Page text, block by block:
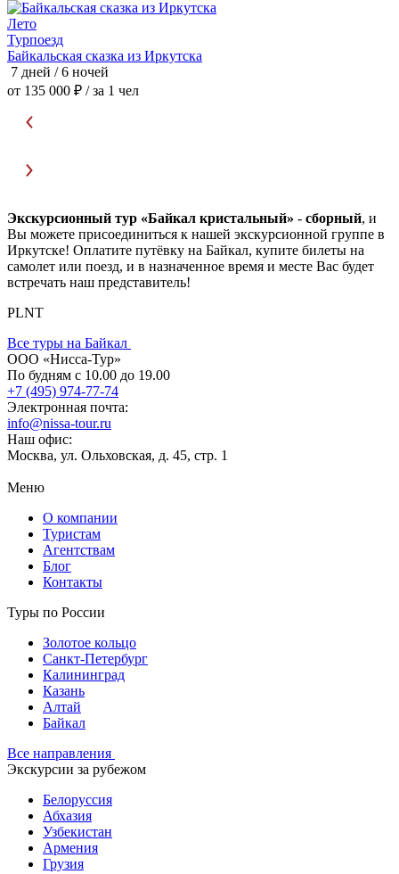
Лето
Турпоезд
Байкальская сказка из Иркутска
7 дней / 6 ночей
от 135 000 ₽ / за 1 чел
Экскурсионный тур «Байкал кристальный» - сборный, и
Вы можете присоединиться к нашей экскурсионной группе в
Иркутске! Оплатите путёвку на Байкал, купите билеты на
самолет или поезд, и в назначенное время и месте Вас будет
встречать наш представитель!
PLNT
Все туры на Байкал
ООО «Нисса-Тур»
По будням с 10.00 до 19.00
+7 (495) 974-77-74
Электронная почта:
info@nissa-tour.ru
Наш офис:
Москва, ул. Ольховская, д. 45, стр. 1
Меню
О компании
Туристам
Агентствам
Блог
Контакты
Туры по России
Золотое кольцо
Санкт-Петербург
Калининград
Казань
Алтай
Байкал
Все направления
Экскурсии за рубежом
Белоруссия
Абхазия
Узбекистан
Армения
Грузия